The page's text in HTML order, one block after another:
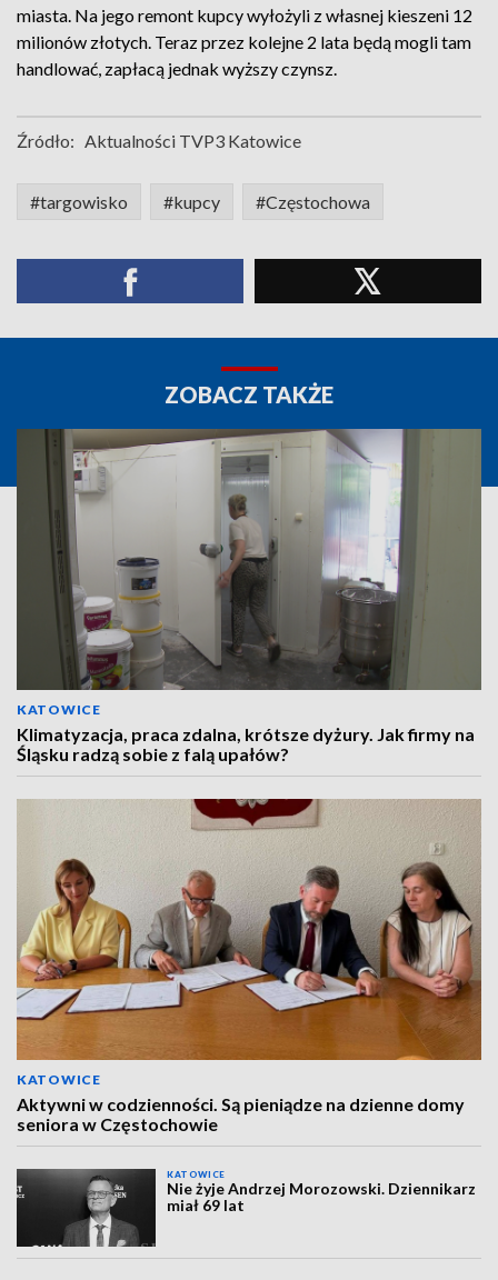
miasta. Na jego remont kupcy wyłożyli z własnej kieszeni 12
milionów złotych. Teraz przez kolejne 2 lata będą mogli tam
handlować, zapłacą jednak wyższy czynsz.
Źródło: Aktualności TVP3 Katowice
#targowisko #kupcy #Częstochowa
ZOBACZ TAKŻE
KATOWICE
Klimatyzacja, praca zdalna, krótsze dyżury. Jak firmy na
Śląsku radzą sobie z falą upałów?
KATOWICE
Aktywni w codzienności. Są pieniądze na dzienne domy
seniora w Częstochowie
KATOWICE
Nie żyje Andrzej Morozowski. Dziennikarz
miał 69 lat